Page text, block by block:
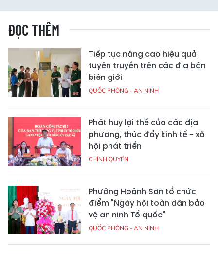
ĐỌC THÊM
Tiếp tục nâng cao hiệu quả
tuyên truyền trên các địa bàn
biên giới
QUỐC PHÒNG - AN NINH
Phát huy lợi thế của các địa
phương, thúc đẩy kinh tế - xã
hội phát triển
CHÍNH QUYỀN
Phường Hoành Sơn tổ chức
điểm "Ngày hội toàn dân bảo
vệ an ninh Tổ quốc"
QUỐC PHÒNG - AN NINH